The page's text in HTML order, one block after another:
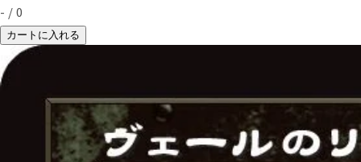
- / 0
カートに入れる